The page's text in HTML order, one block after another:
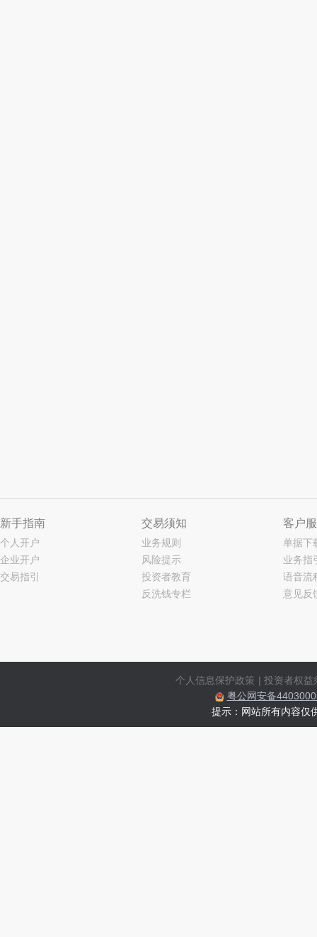
新手指南
个人开户
企业开户
交易指引
交易须知
业务规则
风险提示
投资者教育
反洗钱专栏
客户
单据下
业务指
语音流
意见反
个人信息保护政策 | 投资者权益
粤公网安备
提示：网站所有内容仅